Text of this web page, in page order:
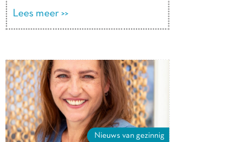
Kletsmenu vind je de
belangrijkste informatie van
wanneer kies je welk …Lees
verder
Lees meer >>
Nieuws van gezinnig